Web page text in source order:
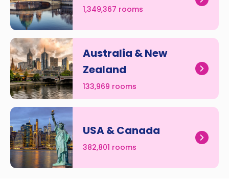
1,349,367 rooms
Australia & New
Zealand
133,969 rooms
USA & Canada
382,801 rooms